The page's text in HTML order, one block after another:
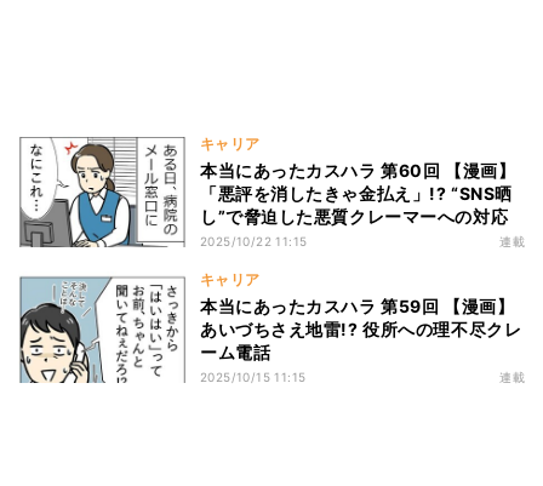
キャリア
本当にあったカスハラ 第60回 【漫画】
「悪評を消したきゃ金払え」!? “SNS晒
し”で脅迫した悪質クレーマーへの対応
2025/10/22 11:15 連載
キャリア
本当にあったカスハラ 第59回 【漫画】
あいづちさえ地雷!? 役所への理不尽クレ
ーム電話
2025/10/15 11:15 連載